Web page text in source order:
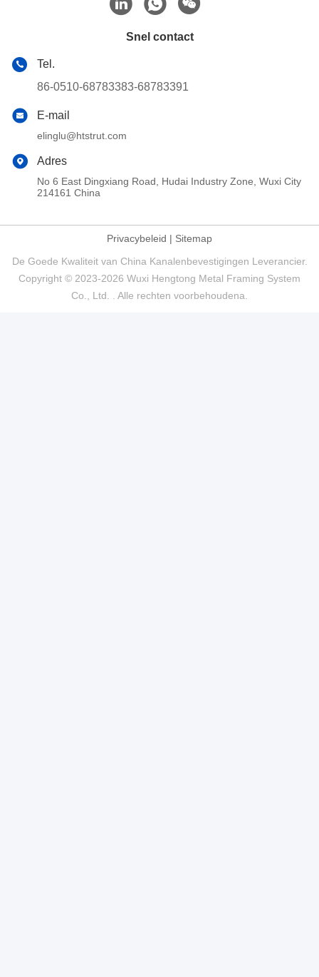
Snel contact
Tel.
86-0510-68783383-68783391
E-mail
elinglu@htstrut.com
Adres
No 6 East Dingxiang Road, Hudai Industry Zone, Wuxi City
214161 China
Privacybeleid | Sitemap
De Goede Kwaliteit van China Kanalenbevestigingen Leverancier.
Copyright © 2023-2026 Wuxi Hengtong Metal Framing System
Co., Ltd. . Alle rechten voorbehoudena.